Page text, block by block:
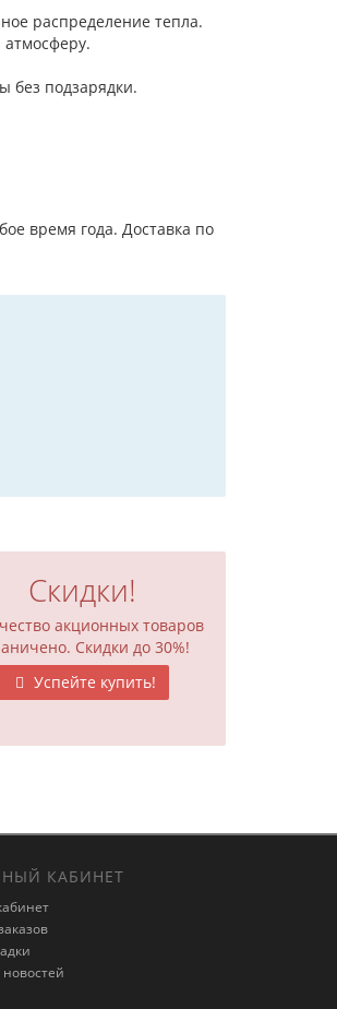
распределение тепла.
без подзарядки.
время года. Доставка по
Скидки!
акционных товаров
Скидки до 30%!
Успейте купить!
КАБИНЕТ